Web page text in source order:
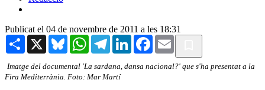
Publicat el 04 de novembre de 2011 a les 18:31
Share X BlueskyWhatsAppTelegramLinkedInFacebook
Email
Imatge del documental 'La sardana, dansa nacional?' que s'ha presentat a la
Fira Mediterrània. Foto: Mar Martí